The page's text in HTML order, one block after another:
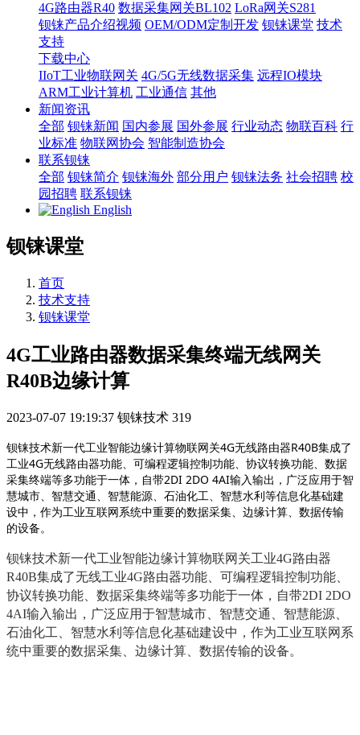
4G路由器R40 数据采集网关BL102 LoRa网关S281
钡铼产品介绍视频 OEM/ODM定制开发 钡铼课堂 技术
支持
下载中心
IIoT工业物联网关 4G/5G无线数据采集 远程IO模块
ARM工业计算机 工业通信 其他
新闻资讯
全部 钡铼新闻 国内参展 国外参展 行业动态 物联百科 行
业标准 物联网协会 智能制造协会
联系钡铼
全部 钡铼简介 钡铼海外 部分用户 钡铼法务 社会招聘 校
园招聘 联系钡铼
English
钡铼课堂
首页
技术支持
钡铼课堂
4G工业路由器数据采集终端无线网关
R40B边缘计算
2023-07-07 19:19:37 钡铼技术 319
钡铼技术新一代工业智能边缘计算物联网关4G无线路由器R40B集成了
工业4G无线路由器功能、可编程逻辑控制功能、协议转换功能、数据
采集终端等多功能于一体，自带2DI 2DO 4AI输入输出，广泛应用于智
慧城市、智慧交通、智慧能源、石油化工、智慧水利等信息化基础建
设中，作为工业互联网系统中重要的数据采集、边缘计算、数据传输
的设备。
钡铼技术新一代工业智能边缘计算物联网关工业4G路由器
R40B集成了无线工业4G路由器功能、可编程逻辑控制功能、
协议转换功能、数据采集终端等多功能于一体，自带2DI 2DO
4AI输入输出，广泛应用于智慧城市、智慧交通、智慧能源、
石油化工、智慧水利等信息化基础建设中，作为工业互联网系
统中重要的数据采集、边缘计算、数据传输的设备。